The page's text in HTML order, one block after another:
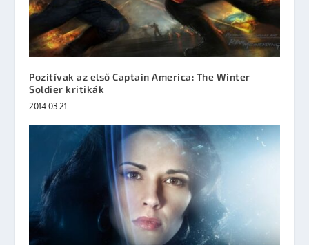
Pozitívak az első Captain America: The Winter
Soldier kritikák
2014.03.21.